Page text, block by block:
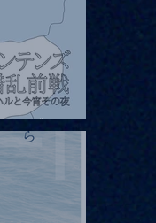
“HALL-IN-